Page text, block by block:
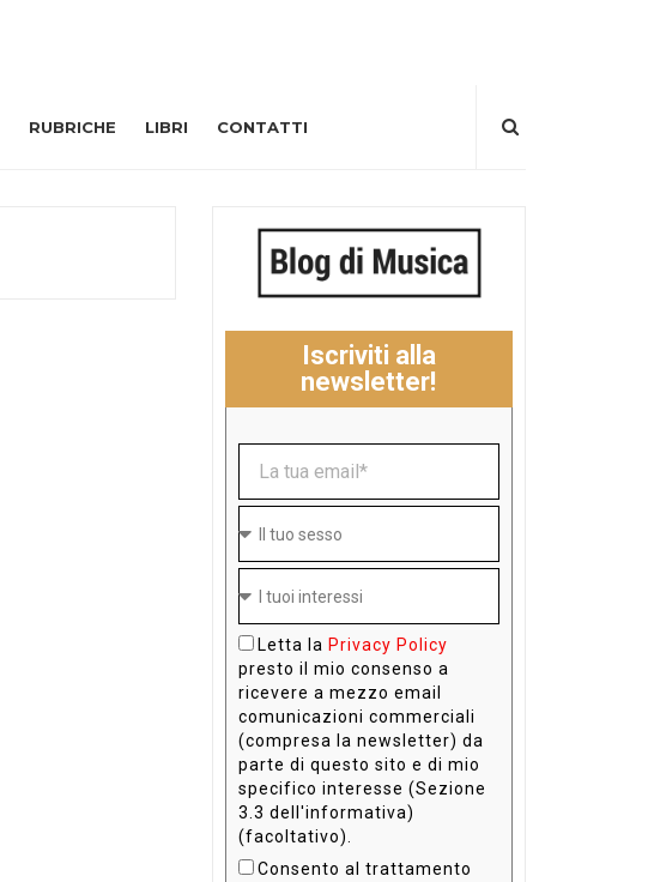
RUBRICHE LIBRI CONTATTI
Iscriviti alla
newsletter!
Letta la Privacy Policy
presto il mio consenso a
ricevere a mezzo email
comunicazioni commerciali
(compresa la newsletter) da
parte di questo sito e di mio
specifico interesse (Sezione
3.3 dell'informativa)
(facoltativo).
Consento al trattamento